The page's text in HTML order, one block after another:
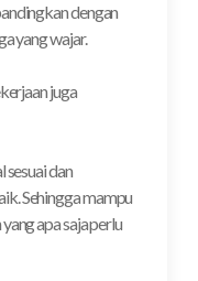
dengan
yang wajar.
juga
dan
Sehingga mampu
apa saja perlu